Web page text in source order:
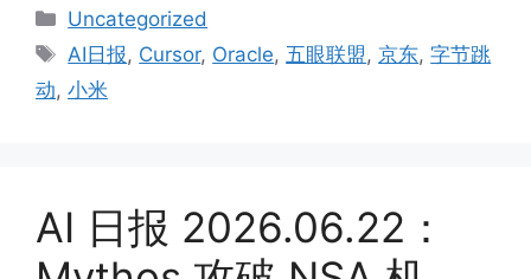
Categories
Uncategorized
Tags
AI日报, Cursor, Oracle, 五眼联盟 ,京东,字节跳
动, 小米
AI 日报 2026.06.22：